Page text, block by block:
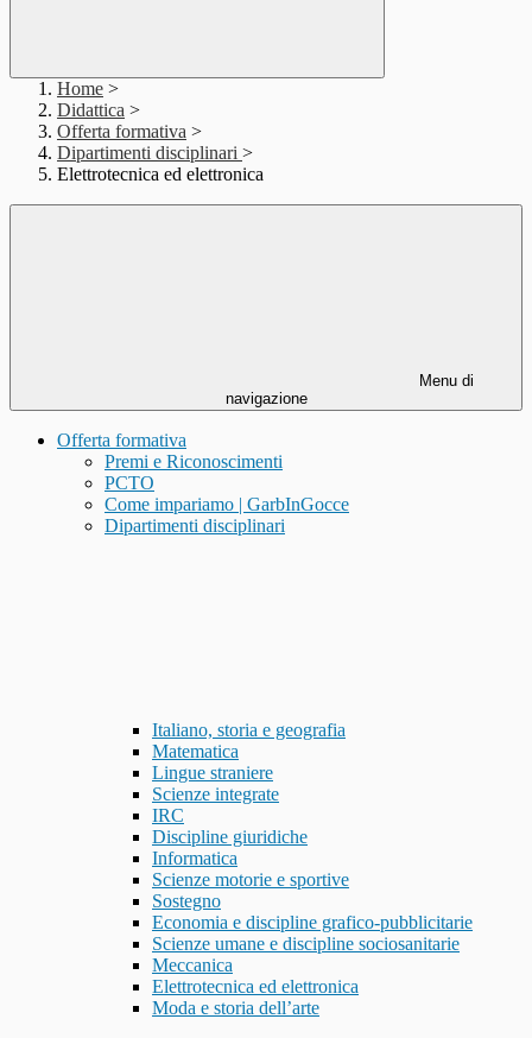
Home >
Didattica >
Offerta formativa >
Dipartimenti disciplinari >
Elettrotecnica ed elettronica
Menu di
navigazione
Offerta formativa
Premi e Riconoscimenti
PCTO
Come impariamo | GarbInGocce
Dipartimenti disciplinari
Italiano, storia e geografia
Matematica
Lingue straniere
Scienze integrate
IRC
Discipline giuridiche
Informatica
Scienze motorie e sportive
Sostegno
Economia e discipline grafico-pubblicitarie
Scienze umane e discipline sociosanitarie
Meccanica
Elettrotecnica ed elettronica
Moda e storia dell’arte